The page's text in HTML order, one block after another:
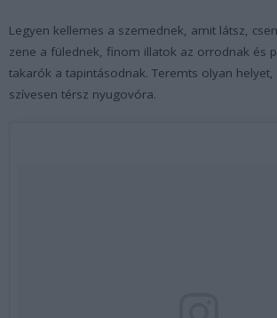
Legyen kellemes a szemednek, amit látsz,
zene a fülednek, finom illatok az orrodnak és
takarók a tapintásodnak. Teremts olyan
szívesen térsz nyugovóra.